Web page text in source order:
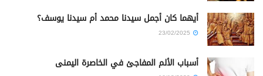
أيهما كان أجمل سيدنا محمد أم سيدنا يوسف؟
أسباب الألم المفاجئ في الخاصرة اليمنى